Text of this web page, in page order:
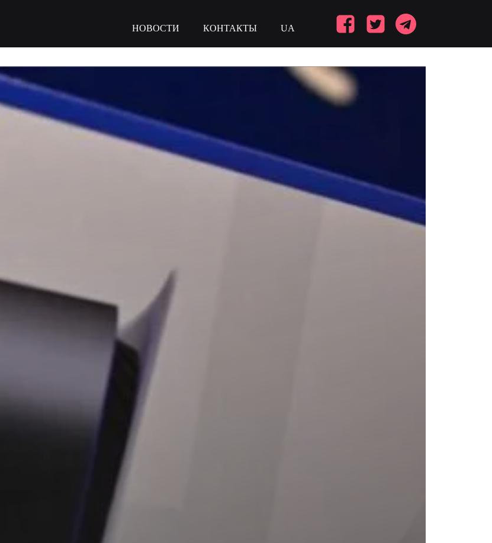
НОВОСТИ КОНТАКТЫ UA